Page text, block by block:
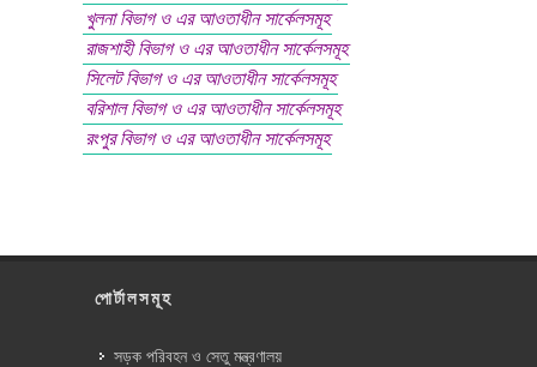
খুলনা বিভাগ ও এর আওতাধীন সার্কেলসমূহ
রাজশাহী বিভাগ ও এর আওতাধীন সার্কেলসমূহ
সিলেট বিভাগ ও এর আওতাধীন সার্কেলসমূহ
বরিশাল বিভাগ ও এর আওতাধীন সার্কেলসমূহ
রংপুর বিভাগ ও এর আওতাধীন সার্কেলসমূহ
পোর্টালসমূহ
সড়ক পরিবহন ও সেতু মন্ত্রণালয়